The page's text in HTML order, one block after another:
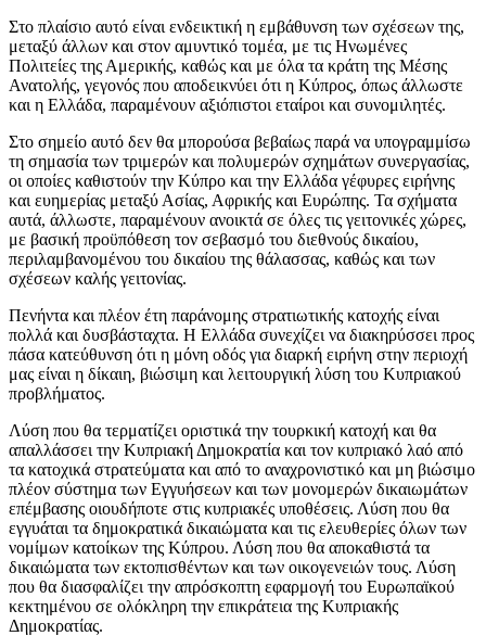
Στο πλαίσιο αυτό είναι ενδεικτική η εμβάθυνση των σχέσεων της,
μεταξύ άλλων και στον αμυντικό τομέα, με τις Ηνωμένες
Πολιτείες της Αμερικής, καθώς και με όλα τα κράτη της Μέσης
Ανατολής, γεγονός που αποδεικνύει ότι η Κύπρος, όπως άλλωστε
και η Ελλάδα, παραμένουν αξιόπιστοι εταίροι και συνομιλητές.
Στο σημείο αυτό δεν θα μπορούσα βεβαίως παρά να υπογραμμίσω
τη σημασία των τριμερών και πολυμερών σχημάτων συνεργασίας,
οι οποίες καθιστούν την Κύπρο και την Ελλάδα γέφυρες ειρήνης
και ευημερίας μεταξύ Ασίας, Αφρικής και Ευρώπης. Τα σχήματα
αυτά, άλλωστε, παραμένουν ανοικτά σε όλες τις γειτονικές χώρες,
με βασική προϋπόθεση τον σεβασμό του διεθνούς δικαίου,
περιλαμβανομένου του δικαίου της θάλασσας, καθώς και των
σχέσεων καλής γειτονίας.
Πενήντα και πλέον έτη παράνομης στρατιωτικής κατοχής είναι
πολλά και δυσβάσταχτα. Η Ελλάδα συνεχίζει να διακηρύσσει προς
πάσα κατεύθυνση ότι η μόνη οδός για διαρκή ειρήνη στην περιοχή
μας είναι η δίκαιη, βιώσιμη και λειτουργική λύση του Κυπριακού
προβλήματος.
Λύση που θα τερματίζει οριστικά την τουρκική κατοχή και θα
απαλλάσσει την Κυπριακή Δημοκρατία και τον κυπριακό λαό από
τα κατοχικά στρατεύματα και από το αναχρονιστικό και μη βιώσιμο
πλέον σύστημα των Εγγυήσεων και των μονομερών δικαιωμάτων
επέμβασης οιουδήποτε στις κυπριακές υποθέσεις. Λύση που θα
εγγυάται τα δημοκρατικά δικαιώματα και τις ελευθερίες όλων των
νομίμων κατοίκων της Κύπρου. Λύση που θα αποκαθιστά τα
δικαιώματα των εκτοπισθέντων και των οικογενειών τους. Λύση
που θα διασφαλίζει την απρόσκοπτη εφαρμογή του Ευρωπαϊκού
κεκτημένου σε ολόκληρη την επικράτεια της Κυπριακής
Δημοκρατίας.